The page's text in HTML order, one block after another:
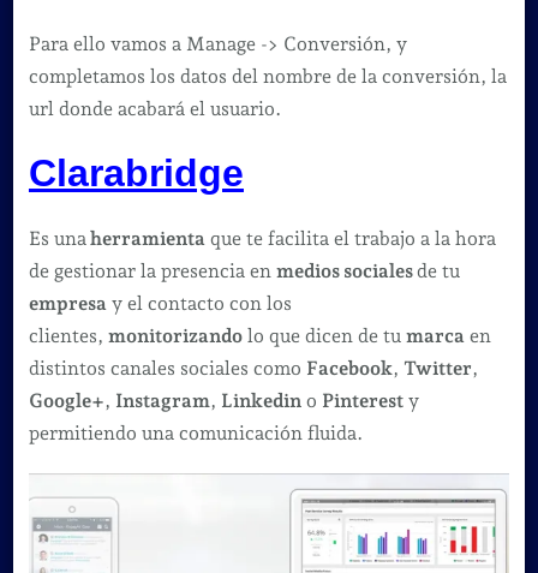
Para ello vamos a Manage -> Conversión, y
completamos los datos del nombre de la conversión, la
url donde acabará el usuario.
Clarabridge
Es una herramienta que te facilita el trabajo a la hora
de gestionar la presencia en medios socialesde tu
empresa y el contacto con los
clientes, monitorizandolo que dicen de tu marca en
distintos canales sociales como Facebook, Twitter,
Google+, Instagram, Linkedin o Pinteresty
permitiendo una comunicación fluida.